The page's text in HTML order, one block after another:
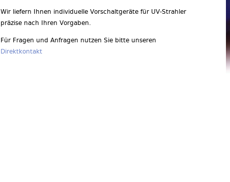
Wir liefern Ihnen individuelle Vorschaltgeräte für UV-Strahler
präzise nach Ihren Vorgaben.
Für Fragen und Anfragen nutzen Sie bitte unseren
Direktkontakt